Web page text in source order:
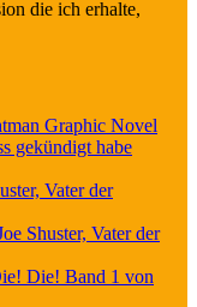
die ich erhalte,
Graphic Novel
gekündigt habe
Vater der
Shuster, Vater der
Die! Band 1 von